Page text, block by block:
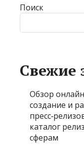
Поиск
Свежие
Обзор онлайн
создание и
каталог
сферам